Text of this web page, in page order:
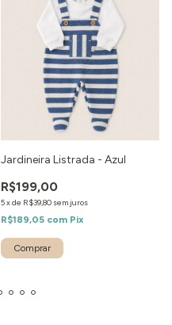
Jardineira Listrada - Azul
R$199,00
5xde R$39,80 sem juros
R$189,05 com Pix
Comprar